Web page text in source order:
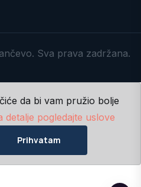
Sva prava zadržana.
da bi vam pružio bolje
detalje pogledajte uslove
Prihvatam